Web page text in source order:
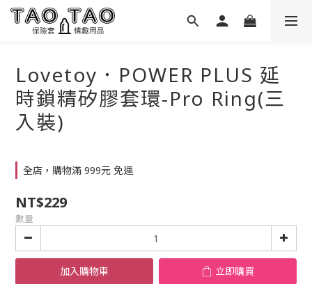
Lovetoy．POWER PLUS 延
時鎖精矽膠套環-Pro Ring(三
入裝)
全店，購物滿 999元 免運
NT$229
數量
加入購物車 立即購買